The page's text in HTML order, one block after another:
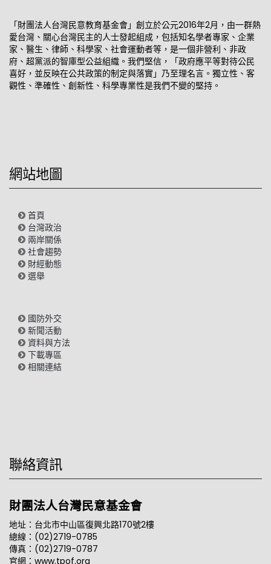
「財團法人台灣民意教育基金會」創立於公元2016年2月，由一群熱
愛台灣、關心台灣民主的人士發起組成，包括知名學者專家、企業
家、醫生、律師、科學家、社會運動者等，是一個非營利、非政
府、超黨派的智庫型公益組織。我們堅信，「政府應平等對待公民
喜好，並反映在公共政策的制定與落實」乃至理名言。獨立性、客
觀性、準確性、創新性、科學專業性是我們不變的堅持。
網站地圖
首頁
台灣政治
兩岸關係
社會趨勢
財經動態
選舉
國防外交
新聞活動
資料與方法
下載專區
相關連結
聯絡資訊
財團法人台灣民意基金會
地址：台北市中山區復興北路170號2樓
總線：(02)2719-0785
傳真：(02)2719-0787
官網：www.tpof.org